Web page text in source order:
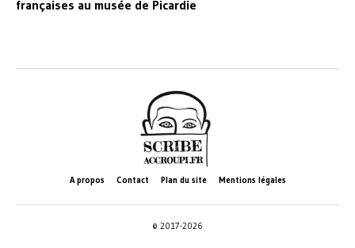
françaises au musée de Picardie
A propos Contact Plan du site Mentions légales
© 2017-2026